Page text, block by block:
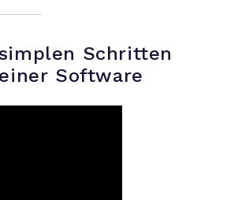
Schritten
Software